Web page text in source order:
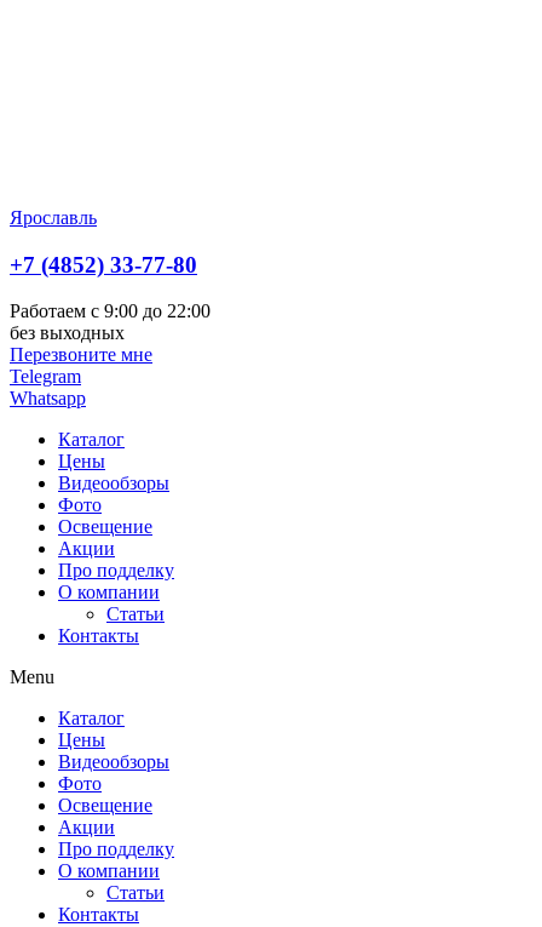
Ярославль
+7 (4852) 33-77-80
Работаем с 9:00 до 22:00
без выходных
Перезвоните мне
Telegram
Whatsapp
Каталог
Цены
Видеообзоры
Фото
Освещение
Акции
Про подделку
О компании
Статьи
Контакты
Menu
Каталог
Цены
Видеообзоры
Фото
Освещение
Акции
Про подделку
О компании
Статьи
Контакты